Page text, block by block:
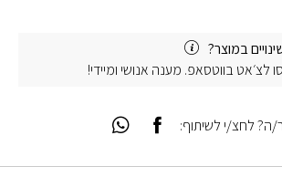
במוצר?
לצ׳אט בווטסאפ. מענה אנושי ומיידי!
לחצ/י לשיתוף: